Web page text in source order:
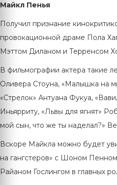
Майкл Пенья
Получил признание
провокационной драме Пола
Мэттом Диланом и Терренсом
В фильмографии актера такие
Оливера Стоуна, «Малышка на
«Стрелок» Антуана Фукуа,
Иньярриту, «Львы для ягнят»
мой сын, что же ты наделал?»
Вскоре Майкла можно будет
на гангстеров» с Шоном
Райаном Гослингом в главных